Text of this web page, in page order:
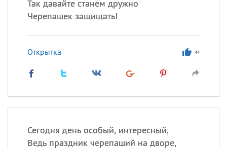
Так давайте станем дружно
Черепашек защищать!
Открытка 44
Сегодня день особый, интересный,
Ведь праздник черепаший на дворе,